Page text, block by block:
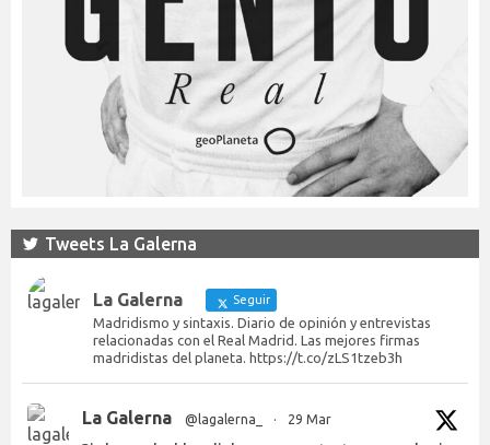
Tweets La Galerna
La Galerna Seguir
Madridismo y sintaxis. Diario de opinión y entrevistas
relacionadas con el Real Madrid. Las mejores firmas
madridistas del planeta. https://t.co/zLS1tzeb3h
La Galerna @lagalerna_ · 29 Mar